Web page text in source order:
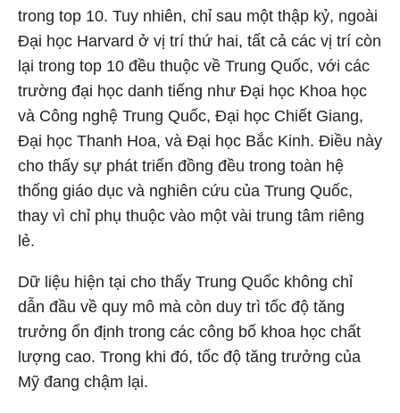
trong top 10. Tuy nhiên, chỉ sau một thập kỷ, ngoài
Đại học Harvard ở vị trí thứ hai, tất cả các vị trí còn
lại trong top 10 đều thuộc về Trung Quốc, với các
trường đại học danh tiếng như Đại học Khoa học
và Công nghệ Trung Quốc, Đại học Chiết Giang,
Đại học Thanh Hoa, và Đại học Bắc Kinh. Điều này
cho thấy sự phát triển đồng đều trong toàn hệ
thống giáo dục và nghiên cứu của Trung Quốc,
thay vì chỉ phụ thuộc vào một vài trung tâm riêng
lẻ.
Dữ liệu hiện tại cho thấy Trung Quốc không chỉ
dẫn đầu về quy mô mà còn duy trì tốc độ tăng
trưởng ổn định trong các công bố khoa học chất
lượng cao. Trong khi đó, tốc độ tăng trưởng của
Mỹ đang chậm lại.